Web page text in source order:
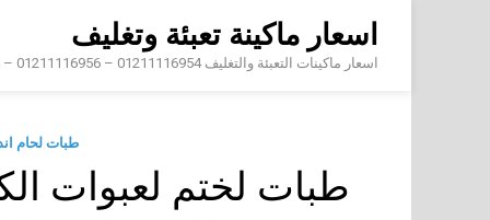
content
اسعار ماكينة تعبئة وتغليف
اسعار ماكينات التعبئة والتغليف 01211116954 – 01211116956 – 01211116958
طبات لحام
طبات لختم لعبوات